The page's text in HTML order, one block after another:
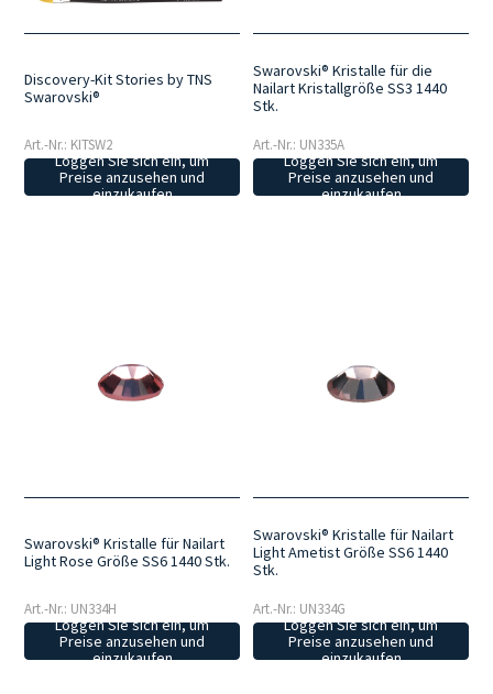
Discovery-Kit Stories by TNS
Swarovski®
Art.-Nr.: KITSW2
Loggen Sie sich ein, um
Preise anzusehen und
einzukaufen
Swarovski® Kristalle für die
Nailart Kristallgröße SS3 1440
Stk.
Art.-Nr.: UN335A
Loggen Sie sich ein, um
Preise anzusehen und
einzukaufen
Swarovski® Kristalle für Nailart
Light Rose Größe SS6 1440 Stk.
Art.-Nr.: UN334H
Loggen Sie sich ein, um
Preise anzusehen und
einzukaufen
Swarovski® Kristalle für Nailart
Light Ametist Größe SS6 1440
Stk.
Art.-Nr.: UN334G
Loggen Sie sich ein, um
Preise anzusehen und
einzukaufen